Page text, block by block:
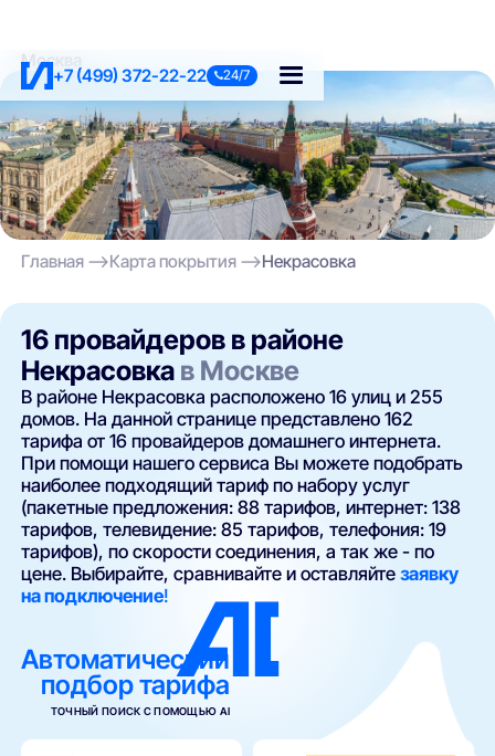
+7 (499) 372-22-22 24/7
Москва
Главная Карта покрытия Некрасовка
16 провайдеров в районе
Некрасовка в Москве
В районе Некрасовка расположено 16 улиц и 255
домов. На данной странице представлено 162
тарифа от 16 провайдеров домашнего интернета.
При помощи нашего сервиса Вы можете подобрать
наиболее подходящий тариф по набору услуг
(пакетные предложения: 88 тарифов, интернет: 138
тарифов, телевидение: 85 тарифов, телефония: 19
тарифов), по скорости соединения, а так же - по
цене. Выбирайте, сравнивайте и оставляйтезаявку
на подключение!
Автоматический
подбор тарифа
ТОЧНЫЙ ПОИСК С ПОМОЩЬЮ AI